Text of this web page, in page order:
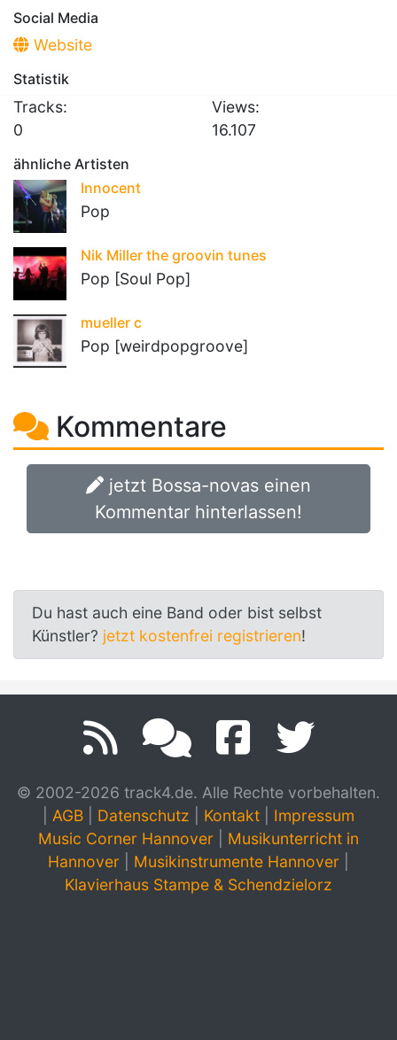
Social Media
Website
Statistik
Tracks:
0
Views:
16.107
ähnliche Artisten
Innocent
Pop
Nik Miller the groovin tunes
Pop [Soul Pop]
mueller c
Pop [weirdpopgroove]
Kommentare
jetzt Bossa-novas einen
Kommentar hinterlassen!
Du hast auch eine Band oder bist selbst
Künstler? jetzt kostenfrei registrieren!
© 2002-2026 track4.de. Alle Rechte vorbehalten.
AGB Datenschutz Kontakt
Impressum
Music Corner Hannover
Musikunterricht in
Hannover
Musikinstrumente Hannover
Klavierhaus Stampe & Schendzielorz